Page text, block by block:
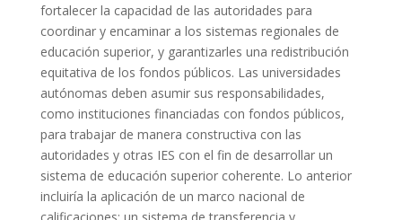
fortalecer la capacidad de las autoridades para
coordinar y encaminar a los sistemas regionales de
educación superior, y garantizarles una redistribución
equitativa de los fondos públicos. Las universidades
autónomas deben asumir sus responsabilidades,
como instituciones financiadas con fondos públicos,
para trabajar de manera constructiva con las
autoridades y otras IES con el fin de desarrollar un
sistema de educación superior coherente. Lo anterior
incluiría la aplicación de un marco nacional de